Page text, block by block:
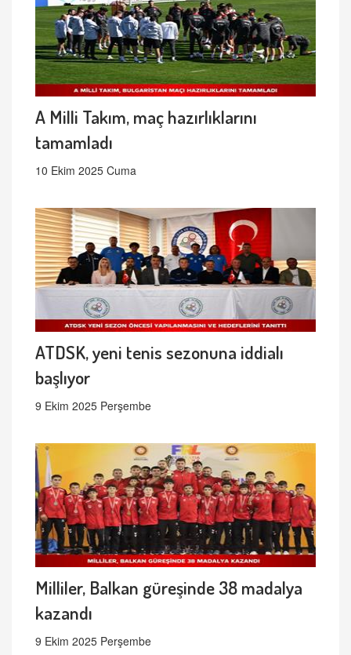
A Milli Takım, maç hazırlıklarını
tamamladı
10 Ekim 2025 Cuma
ATDSK, yeni tenis sezonuna iddialı
başlıyor
9 Ekim 2025 Perşembe
Milliler, Balkan güreşinde 38 madalya
kazandı
9 Ekim 2025 Perşembe